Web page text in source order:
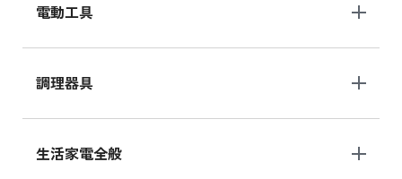
電動工具
調理器具
生活家電全般